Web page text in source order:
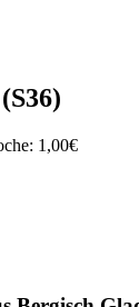
1,00€